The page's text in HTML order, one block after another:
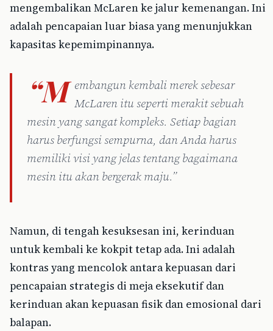
mengembalikan McLaren ke jalur kemenangan. Ini
adalah pencapaian luar biasa yang menunjukkan
kapasitas kepemimpinannya.
“M embangun kembali merek sebesar
McLaren itu seperti merakit sebuah
mesin yang sangat kompleks. Setiap bagian
harus berfungsi sempurna, dan Anda harus
memiliki visi yang jelas tentang bagaimana
mesin itu akan bergerak maju.”
Namun, di tengah kesuksesan ini, kerinduan
untuk kembali ke kokpit tetap ada. Ini adalah
kontras yang mencolok antara kepuasan dari
pencapaian strategis di meja eksekutif dan
kerinduan akan kepuasan fisik dan emosional dari
balapan.